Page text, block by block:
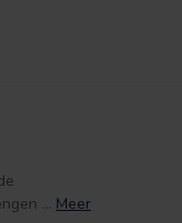
... Meer